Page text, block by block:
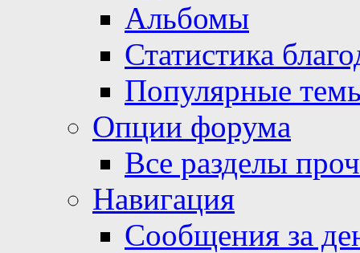
Альбомы
Статистика
Популярные
Опции форума
Все разделы
Навигация
Сообщения за